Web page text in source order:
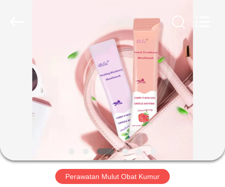
PRODUK
VIDEO
TENTANG
KAMI
Perawatan Mulut Obat Kumur